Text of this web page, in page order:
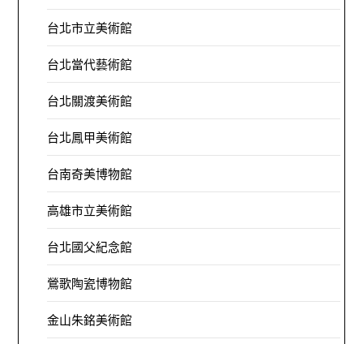
台北市立美術館
台北當代藝術館
台北關渡美術館
台北鳳甲美術館
台南奇美博物館
高雄市立美術館
台北國父紀念館
鶯歌陶瓷博物館
金山朱銘美術館